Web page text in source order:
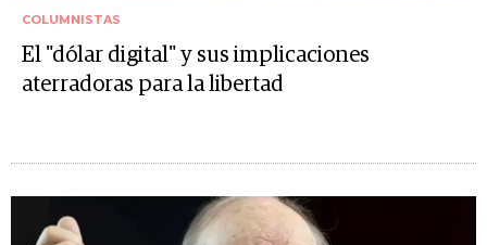
COLUMNISTAS
El "dólar digital" y sus implicaciones
aterradoras para la libertad